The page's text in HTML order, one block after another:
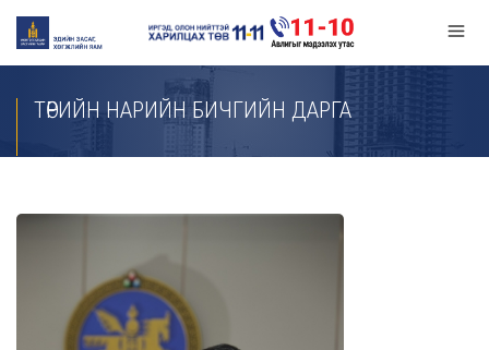
ТӨРИЙН НАРИЙН БИЧГИЙН ДАРГА